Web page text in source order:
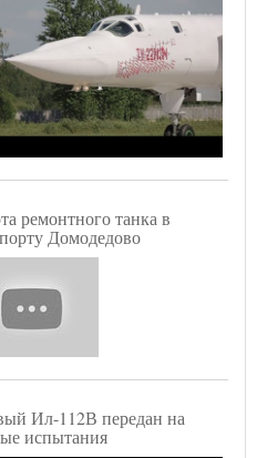
ремонтного танка в
Домодедово
Ил-112В передан на
испытания